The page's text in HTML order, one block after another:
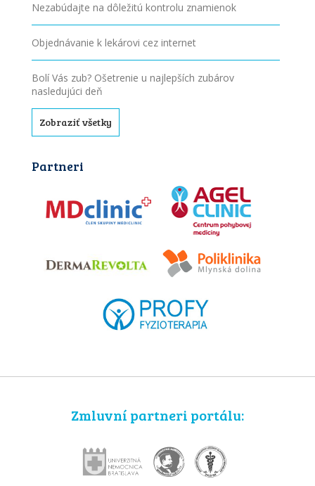
Nezabúdajte na dôležitú kontrolu znamienok
Objednávanie k lekárovi cez internet
Bolí Vás zub? Ošetrenie u najlepších zubárov
nasledujúci deň
Zobraziť všetky
Partneri
Zmluvní partneri portálu: